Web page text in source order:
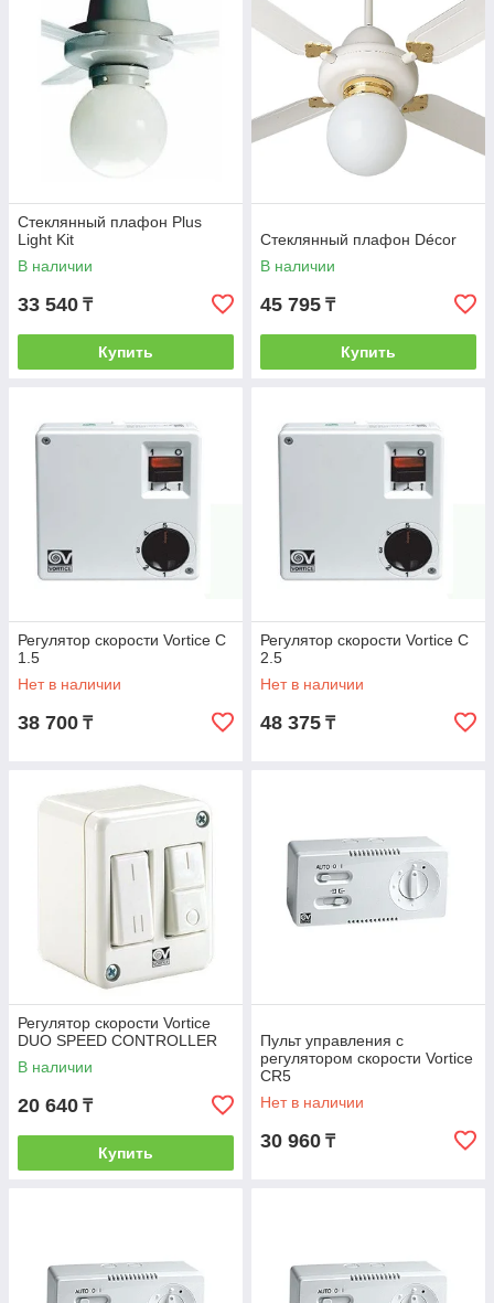
Стеклянный плафон Plus
Light Kit
В наличии
33 540 ₸
Купить
Стеклянный плафон Décor
В наличии
45 795 ₸
Купить
Регулятор скорости Vortice C
1.5
Нет в наличии
38 700 ₸
Регулятор скорости Vortice C
2.5
Нет в наличии
48 375 ₸
Регулятор скорости Vortice
DUO SPEED CONTROLLER
В наличии
20 640 ₸
Купить
Пульт управления c
регулятором скорости Vortice
CR5
Нет в наличии
30 960 ₸